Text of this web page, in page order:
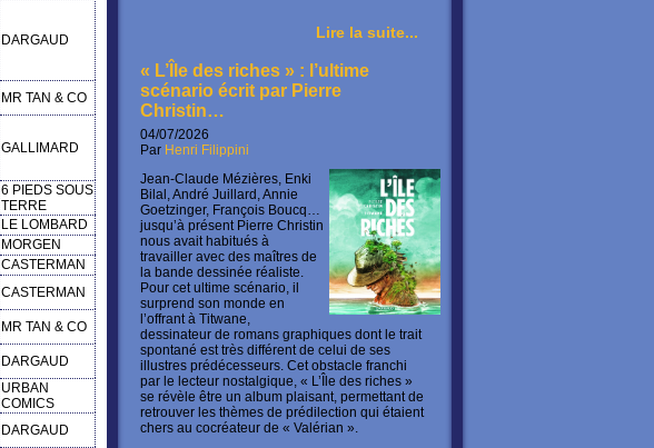
Lire la suite...
« L’Île des riches » : l’ultime
scénario écrit par Pierre
Christin…
04/07/2026
Par Henri Filippini
Jean-Claude Mézières, Enki
Bilal, André Juillard, Annie
Goetzinger, François Boucq…
jusqu’à présent Pierre Christin
nous avait habitués à
travailler avec des maîtres de
la bande dessinée réaliste.
Pour cet ultime scénario, il
surprend son monde en
l’offrant à Titwane,
dessinateur de romans graphiques dont le trait
spontané est très différent de celui de ses
illustres prédécesseurs. Cet obstacle franchi
par le lecteur nostalgique, « L’Île des riches »
se révèle être un album plaisant, permettant de
retrouver les thèmes de prédilection qui étaient
chers au cocréateur de « Valérian ».
DARGAUD
MR TAN & CO
GALLIMARD
6 PIEDS SOUS
TERRE
LE LOMBARD
MORGEN
CASTERMAN
CASTERMAN
MR TAN & CO
DARGAUD
URBAN
COMICS
DARGAUD